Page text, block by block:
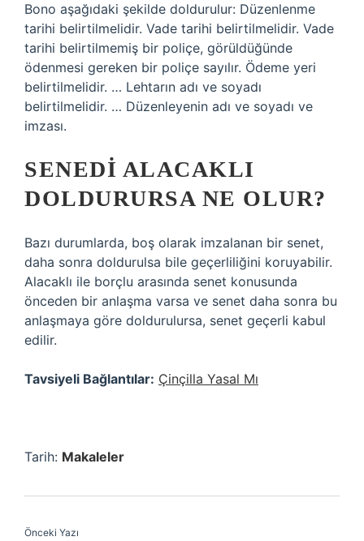
Bono aşağıdaki şekilde doldurulur: Düzenlenme
tarihi belirtilmelidir. Vade tarihi belirtilmelidir. Vade
tarihi belirtilmemiş bir poliçe, görüldüğünde
ödenmesi gereken bir poliçe sayılır. Ödeme yeri
belirtilmelidir. … Lehtarın adı ve soyadı
belirtilmelidir. … Düzenleyenin adı ve soyadı ve
imzası.
SENEDI ALACAKLI
DOLDURURSA NE OLUR?
Bazı durumlarda, boş olarak imzalanan bir senet,
daha sonra doldurulsa bile geçerliliğini koruyabilir.
Alacaklı ile borçlu arasında senet konusunda
önceden bir anlaşma varsa ve senet daha sonra bu
anlaşmaya göre doldurulursa, senet geçerli kabul
edilir.
Tavsiyeli Bağlantılar: Çinçilla Yasal Mı
Tarih: Makaleler
Önceki Yazı